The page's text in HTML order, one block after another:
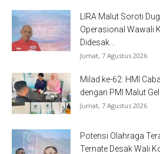
LIRA Malut Soroti
Operasional Wawali
Didesak...
Jumat, 7 Agustus 2026
Milad ke-62: HMI
dengan PMI Malut
Jumat, 7 Agustus 2026
Potensi Olahraga
Ternate Desak Wali